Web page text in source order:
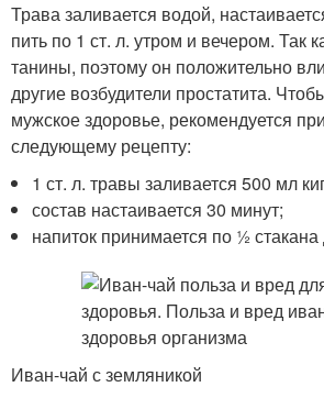
Трава заливается водой,
пить по 1 ст. л. утром и вечером. Так
танины, поэтому он положительно
другие возбудители простатита.
мужское здоровье, рекомендуется
следующему рецепту:
1 ст. л. травы заливается 500 мл
состав настаивается 30 минут;
напиток принимается по ½ стакана
Иван-чай с земляникой